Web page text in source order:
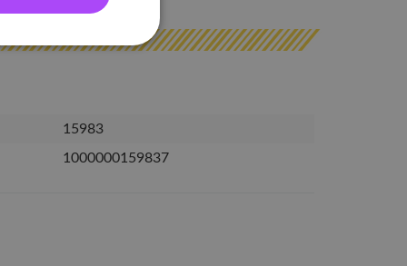
15983
1000000159837